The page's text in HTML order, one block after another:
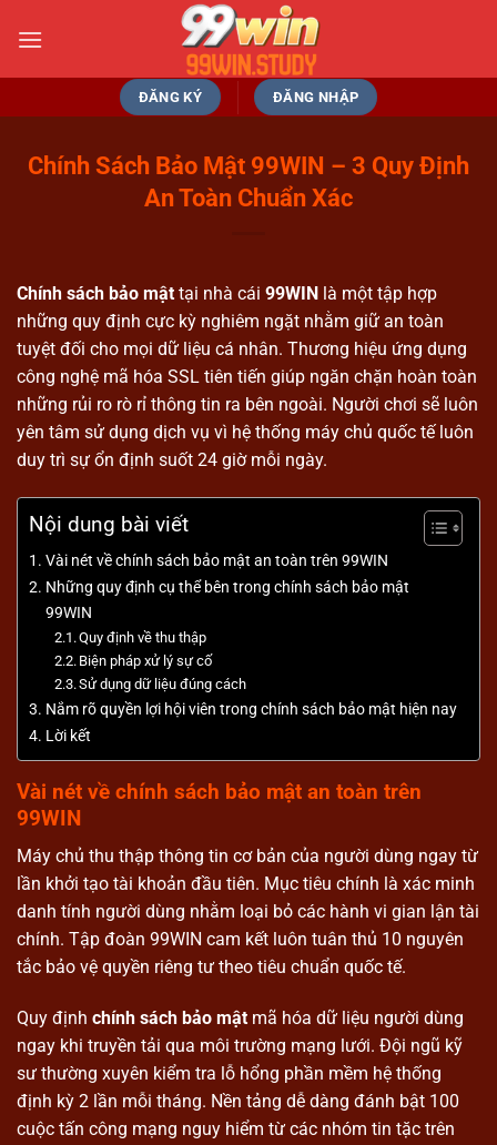
qua
ĐĂNG KÝ ĐĂNG NHẬP
Chính Sách Bảo Mật 99WIN – 3 Quy Định
An Toàn Chuẩn Xác
Chính sách bảo mật tại nhà cái 99WIN là một tập hợp
những quy định cực kỳ nghiêm ngặt nhằm giữ an toàn
tuyệt đối cho mọi dữ liệu cá nhân. Thương hiệu ứng dụng
công nghệ mã hóa SSL tiên tiến giúp ngăn chặn hoàn toàn
những rủi ro rò rỉ thông tin ra bên ngoài. Người chơi sẽ luôn
yên tâm sử dụng dịch vụ vì hệ thống máy chủ quốc tế luôn
duy trì sự ổn định suốt 24 giờ mỗi ngày.
Nội dung bài viết
Vài nét về chính sách bảo mật an toàn trên 99WIN
Những quy định cụ thể bên trong chính sách bảo mật
99WIN
Quy định về thu thập
Biện pháp xử lý sự cố
Sử dụng dữ liệu đúng cách
Nắm rõ quyền lợi hội viên trong chính sách bảo mật hiện nay
Lời kết
Vài nét về chính sách bảo mật an toàn trên
99WIN
Máy chủ thu thập thông tin cơ bản của người dùng ngay từ
lần khởi tạo tài khoản đầu tiên. Mục tiêu chính là xác minh
danh tính người dùng nhằm loại bỏ các hành vi gian lận tài
chính. Tập đoàn 99WIN cam kết luôn tuân thủ 10 nguyên
tắc bảo vệ quyền riêng tư theo tiêu chuẩn quốc tế.
Quy định chính sách bảo mật mã hóa dữ liệu người dùng
ngay khi truyền tải qua môi trường mạng lưới. Đội ngũ kỹ
sư thường xuyên kiểm tra lỗ hổng phần mềm hệ thống
định kỳ 2 lần mỗi tháng. Nền tảng dễ dàng đánh bật 100
cuộc tấn công mạng nguy hiểm từ các nhóm tin tặc trên